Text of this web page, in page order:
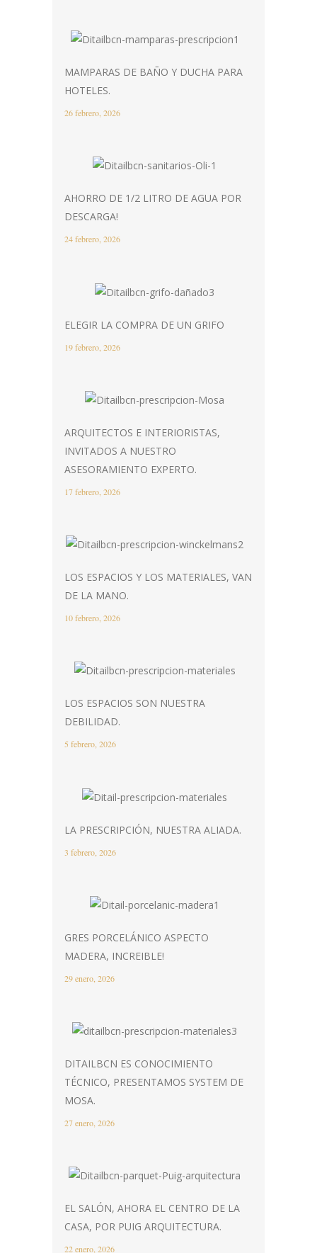
MAMPARAS DE BAÑO Y DUCHA PARA
HOTELES.
26 febrero, 2026
AHORRO DE 1/2 LITRO DE AGUA POR
DESCARGA!
24 febrero, 2026
ELEGIR LA COMPRA DE UN GRIFO
19 febrero, 2026
ARQUITECTOS E INTERIORISTAS,
INVITADOS A NUESTRO
ASESORAMIENTO EXPERTO.
17 febrero, 2026
LOS ESPACIOS Y LOS MATERIALES, VAN
DE LA MANO.
10 febrero, 2026
LOS ESPACIOS SON NUESTRA
DEBILIDAD.
5 febrero, 2026
LA PRESCRIPCIÓN, NUESTRA ALIADA.
3 febrero, 2026
GRES PORCELÁNICO ASPECTO
MADERA, INCREIBLE!
29 enero, 2026
DITAILBCN ES CONOCIMIENTO
TÉCNICO, PRESENTAMOS SYSTEM DE
MOSA.
27 enero, 2026
EL SALÓN, AHORA EL CENTRO DE LA
CASA, POR PUIG ARQUITECTURA.
22 enero, 2026